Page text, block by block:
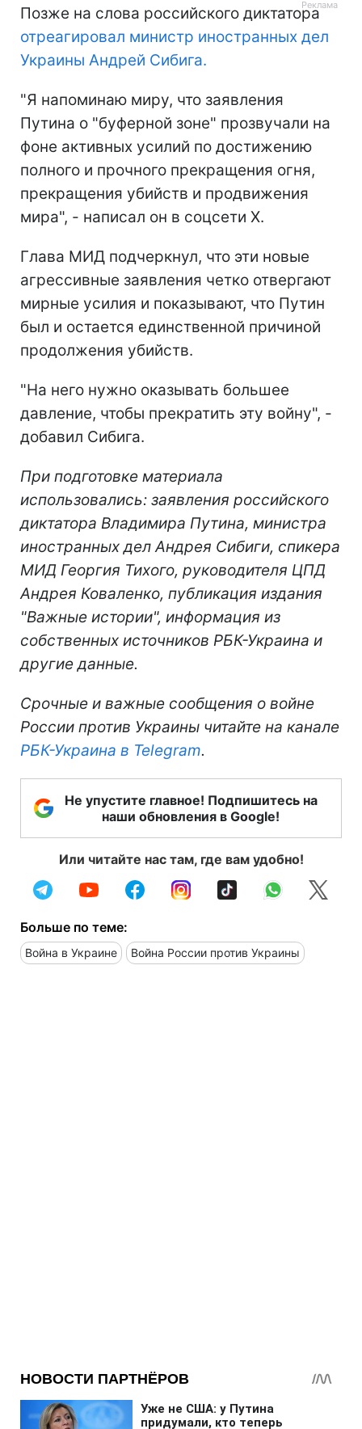
Позже на слова российского диктатора
отреагировал министр иностранных дел
Украины Андрей Сибига.
"Я напоминаю миру, что заявления
Путина о "буферной зоне" прозвучали на
фоне активных усилий по достижению
полного и прочного прекращения огня,
прекращения убийств и продвижения
мира", - написал он в соцсети Х.
Глава МИД подчеркнул, что эти новые
агрессивные заявления четко отвергают
мирные усилия и показывают, что Путин
был и остается единственной причиной
продолжения убийств.
"На него нужно оказывать большее
давление, чтобы прекратить эту войну", -
добавил Сибига.
При подготовке материала
использовались: заявления российского
диктатора Владимира Путина, министра
иностранных дел Андрея Сибиги, спикера
МИД Георгия Тихого, руководителя ЦПД
Андрея Коваленко, публикация издания
"Важные истории", информация из
собственных источников РБК-Украина и
другие данные.
Срочные и важные сообщения о войне
России против Украины читайте на канале
РБК-Украина в Telegram.
Не упустите главное! Подпишитесь на
наши обновления в Google!
Или читайте нас там, где вам удобно!
Больше по теме:
Война в Украине Война России против Украины